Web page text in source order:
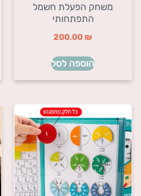
משחק הפעלת חשמל
התפתחותי
200.00 ₪
הוספה לסל